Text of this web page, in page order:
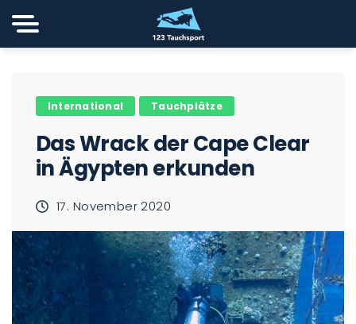
International Tauchplätze
Das Wrack der Cape Clear
in Ägypten erkunden
17. November 2020